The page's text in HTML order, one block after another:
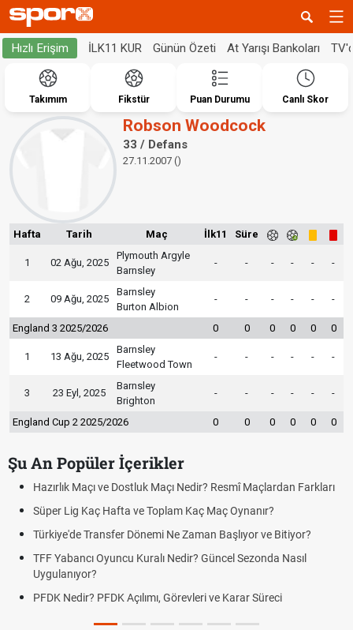
Hızlı Erişim İLK11 KUR Günün Özeti At Yarışı Bankoları
Takımım Fikstür Puan Durumu Canlı Skor
Robson Woodcock
33 / Defans
27.11.2007 ()
Hafta Tarih Maç İlk11 Süre
1 02 Ağu, 2025
Plymouth Argyle
Barnsley
- - - - - -
2 09 Ağu, 2025
Barnsley
Burton Albion
- - - - - -
England 3 2025/2026 0 0 0 0 0 0
1 13 Ağu, 2025
Barnsley
Fleetwood Town
- - - - - -
3 23 Eyl, 2025
Barnsley
Brighton
- - - - - -
England Cup 2 2025/2026 0 0 0 0 0 0
Şu An Popüler İçerikler
Hazırlık Maçı ve Dostluk Maçı Nedir? Resmî Maçlardan Farkları
Süper Lig Kaç Hafta ve Toplam Kaç Maç Oynanır?
Türkiye'de Transfer Dönemi Ne Zaman Başlıyor ve Bitiyor?
TFF Yabancı Oyuncu Kuralı Nedir? Güncel Sezonda Nasıl
Uygulanıyor?
PFDK Nedir? PFDK Açılımı, Görevleri ve Karar Süreci